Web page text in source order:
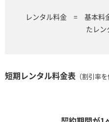
レンタル料金 = 基本
たレン
短期レンタル料金表 （割引率